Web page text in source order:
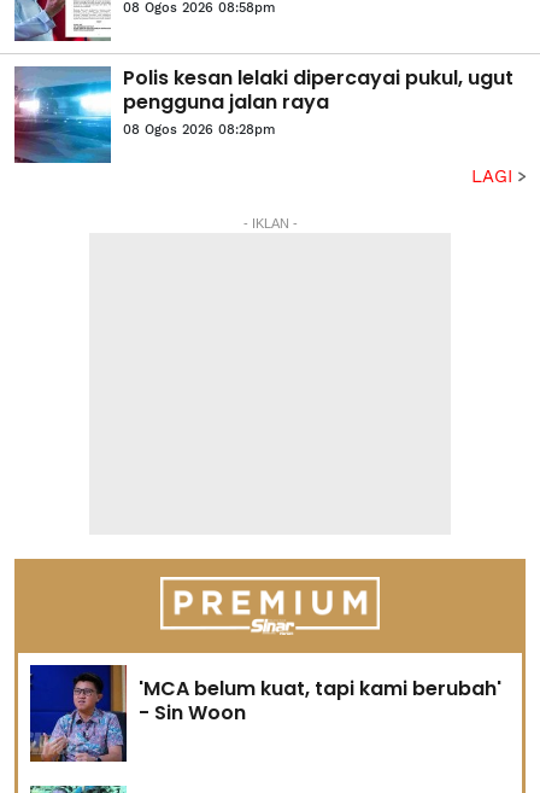
08 Ogos 2026 08:58pm
Polis kesan lelaki dipercayai pukul, ugut
pengguna jalan raya
08 Ogos 2026 08:28pm
LAGI
- IKLAN -
'MCA belum kuat, tapi kami berubah'
- Sin Woon